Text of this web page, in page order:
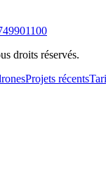
droits réservés.
Projets récents